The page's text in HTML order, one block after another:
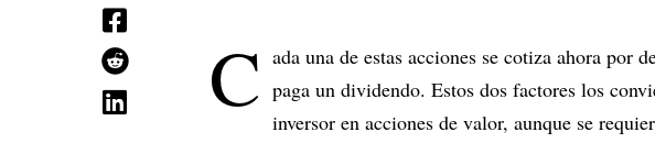
C ada una de estas acciones se cotiza ahora por
paga un dividendo. Estos dos factores los
inversor en acciones de valor, aunque se